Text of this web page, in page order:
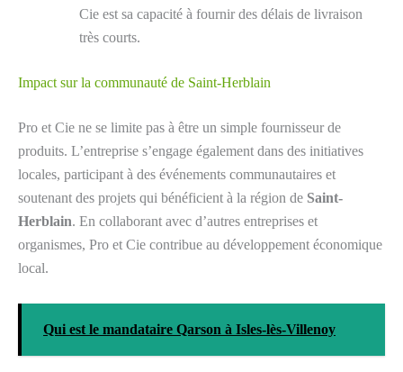
Cie est sa capacité à fournir des délais de livraison
très courts.
Impact sur la communauté de Saint-Herblain
Pro et Cie ne se limite pas à être un simple fournisseur de
produits. L’entreprise s’engage également dans des initiatives
locales, participant à des événements communautaires et
soutenant des projets qui bénéficient à la région de Saint-
Herblain. En collaborant avec d’autres entreprises et
organismes, Pro et Cie contribue au développement économique
local.
Qui est le mandataire Qarson à Isles-lès-Villenoy